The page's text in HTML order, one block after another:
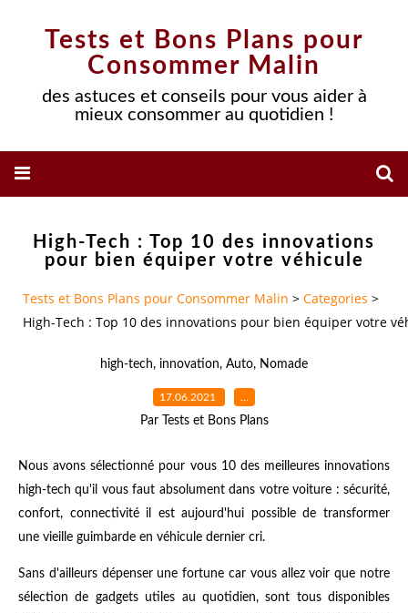
Tests et Bons Plans pour
Consommer Malin
des astuces et conseils pour vous aider à
mieux consommer au quotidien !
High-Tech : Top 10 des innovations
pour bien équiper votre véhicule
Tests et Bons Plans pour Consommer Malin > Categories >
High-Tech : Top 10 des innovations pour bien équiper votre
high-tech, innovation, Auto, Nomade
17.06.2021 …
Par Tests et Bons Plans
Nous avons sélectionné pour vous 10 des meilleures innovations
high-tech qu'il vous faut absolument dans votre voiture : sécurité,
confort, connectivité il est aujourd'hui possible de transformer
une vieille guimbarde en véhicule dernier cri.
Sans d'ailleurs dépenser une fortune car vous allez voir que notre
sélection de gadgets utiles au quotidien, sont tous disponibles